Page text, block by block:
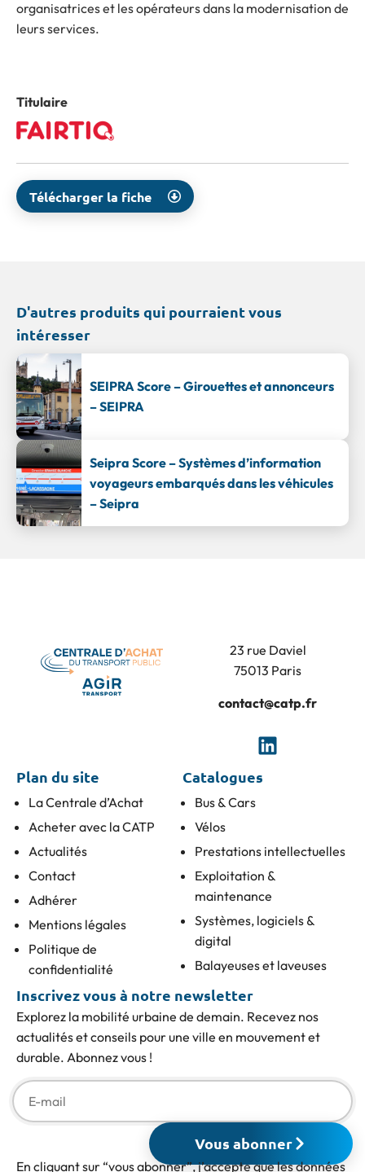
organisatrices et les opérateurs dans la modernisation de
leurs services.
Titulaire
Télécharger la fiche
D'autres produits qui pourraient vous
intéresser
SEIPRA Score – Girouettes et annonceurs
– SEIPRA
Seipra Score – Systèmes d’information
voyageurs embarqués dans les véhicules
– Seipra
23 rue Daviel
75013 Paris
contact@catp.fr
Plan du site
La Centrale d’Achat
Acheter avec la CATP
Actualités
Contact
Adhérer
Mentions légales
Politique de
confidentialité
Catalogues
Bus & Cars
Vélos
Prestations intellectuelles
Exploitation &
maintenance
Systèmes, logiciels &
digital
Balayeuses et laveuses
Inscrivez vous à notre newsletter
Explorez la mobilité urbaine de demain. Recevez nos
actualités et conseils pour une ville en mouvement et
durable. Abonnez vous !
Vous abonner
En cliquant sur “vous abonner”, j’accepte que les données